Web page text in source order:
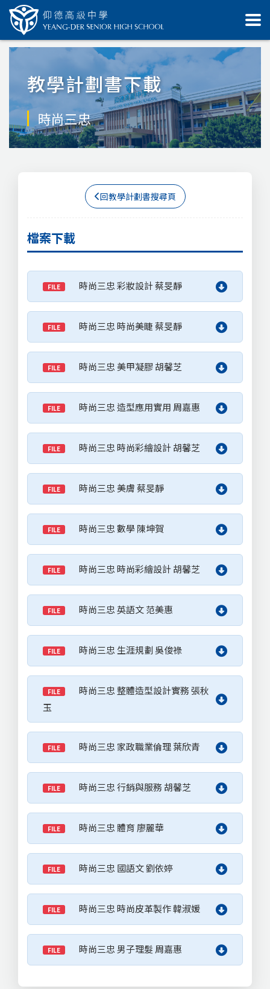
教學計劃書下載
時尚三忠
回教學計劃書搜尋頁
檔案下載
FILE 時尚三忠 彩妝設計 蔡旻靜
FILE 時尚三忠 時尚美睫 蔡旻靜
FILE 時尚三忠 美甲凝膠 胡馨芝
FILE 時尚三忠 造型應用實用 周嘉惠
FILE 時尚三忠 時尚彩繪設計 胡馨芝
FILE 時尚三忠 美膚 蔡旻靜
FILE 時尚三忠 數學 陳坤賀
FILE 時尚三忠 時尚彩繪設計 胡馨芝
FILE 時尚三忠 英語文 范美惠
FILE 時尚三忠 生涯規劃 吳俊祿
FILE
時尚三忠 整體造型設計實務 張秋
玉
FILE 時尚三忠 家政職業倫理 葉欣青
FILE 時尚三忠 行銷與服務 胡馨芝
FILE 時尚三忠 體育 廖麗華
FILE 時尚三忠 國語文 劉依婷
FILE 時尚三忠 時尚皮革製作 韓淑媛
FILE 時尚三忠 男子理髮 周嘉惠